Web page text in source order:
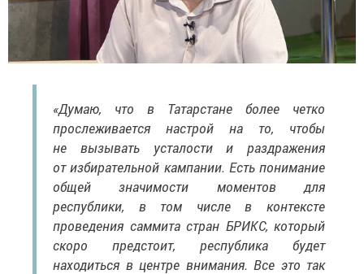
«Думаю, что в Татарстане более четко
прослеживается настрой на то, чтобы
не вызывать усталости и раздражения
от избирательной кампании. Есть понимание
общей значимости моментов для
республики, в том числе в контексте
проведения саммита стран БРИКС, который
скоро предстоит, республика будет
находиться в центре внимания. Все это так